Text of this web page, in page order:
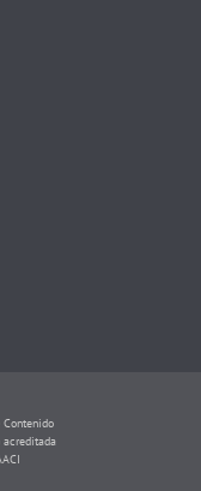
Contenido
acreditada